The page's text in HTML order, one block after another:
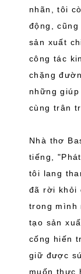
nhãn, tôi
động,
sản xuất
công tác
chặng
những
cùng trân
Nhà thơ
tiếng,
tôi lang
đã rời khỏi
trong mình
tạo sản
cống hiến
giữ được
muốn thực